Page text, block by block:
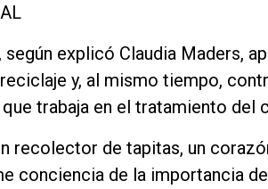
según explicó Claudia Maders,
y, al mismo tiempo,
trabaja en el tratamiento del
recolector de tapitas, un
conciencia de la importancia